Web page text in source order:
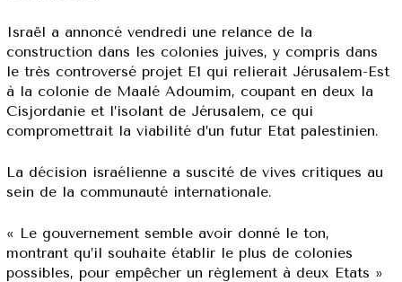
Israël a annoncé vendredi une relance de la
construction dans les colonies juives, y compris dans
le très controversé projet E1 qui relierait Jérusalem-Est
à la colonie de Maalé Adoumim, coupant en deux la
Cisjordanie et l’isolant de Jérusalem, ce qui
compromettrait la viabilité d’un futur Etat palestinien.
La décision israélienne a suscité de vives critiques au
sein de la communauté internationale.
« Le gouvernement semble avoir donné le ton,
montrant qu’il souhaite établir le plus de colonies
possibles, pour empêcher un règlement à deux Etats »